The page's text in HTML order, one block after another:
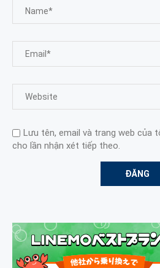
Lưu tên, email và trang web của
cho lần nhận xét tiếp theo.